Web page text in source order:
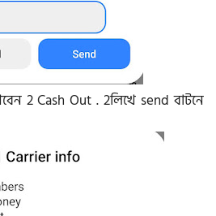
2 Cash Out . 2লিখে send বাটনে